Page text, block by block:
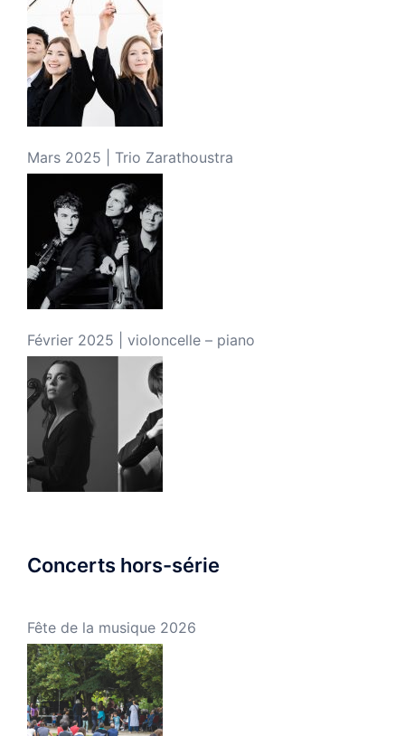
Mars 2025 | Trio Zarathoustra
Février 2025 | violoncelle – piano
Concerts hors-série
Fête de la musique 2026